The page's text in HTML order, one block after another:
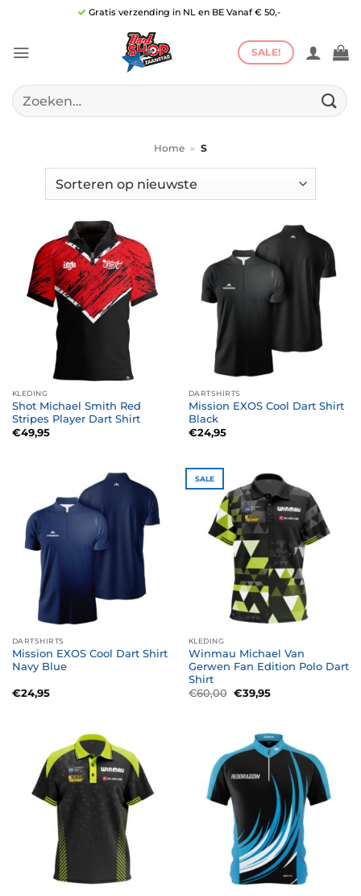
inhoud
Gratis verzending in NL en BE Vanaf € 50,-
SALE!
Zoeken
naar:
Home » S
KLEDING
Shot Michael Smith Red
Stripes Player Dart Shirt
€49,95
DARTSHIRTS
Mission EXOS Cool Dart Shirt
Black
€24,95
DARTSHIRTS
Mission EXOS Cool Dart Shirt
Navy Blue
€24,95
SALE
KLEDING
Winmau Michael Van
Gerwen Fan Edition Polo Dart
Shirt
€60,00 Oorspronkelijke
prijs
€39,95Huidige